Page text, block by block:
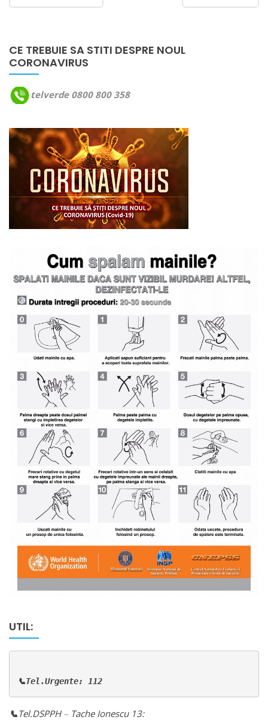
CE TREBUIE SA STITI DESPRE NOUL
CORONAVIRUS
telverde 0800 800 358
UTIL:
📞Tel.Urgente: 112
📞Tel.DSPPH – Tache Ionescu 13: